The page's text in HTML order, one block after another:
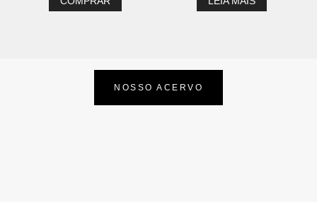
NOSSO ACERVO